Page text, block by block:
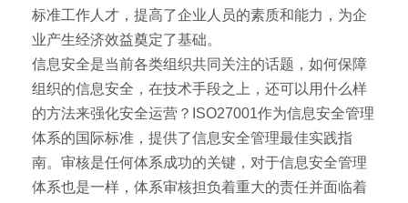
标准工作人才，提高了企业人员的素质和能力，为企
业产生经济效益奠定了基础。
信息安全是当前各类组织共同关注的话题，如何保障
组织的信息安全，在技术手段之上，还可以用什么样
的方法来强化安全运营？ISO27001作为信息安全管理
体系的国际标准，提供了信息安全管理最佳实践指
南。审核是任何体系成功的关键，对于信息安全管理
体系也是一样，体系审核担负着重大的责任并面临着